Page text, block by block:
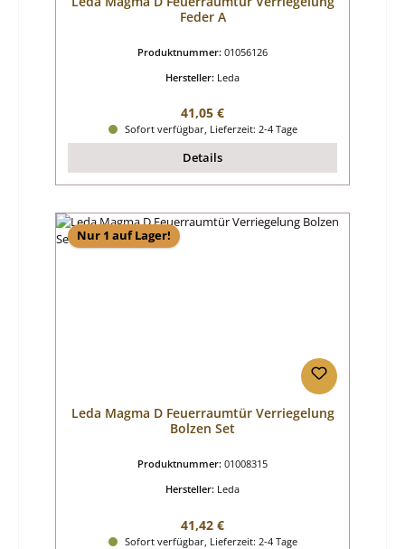
Feder A
Produktnummer: 01056126
Hersteller: Leda
Regulärer Preis:
41,05 €
Sofort verfügbar, Lieferzeit: 2-4 Tage
Details
Nur 1 auf Lager!
Leda Magma D Feuerraumtür Verriegelung
Bolzen Set
Produktnummer: 01008315
Hersteller: Leda
Regulärer Preis:
41,42 €
Sofort verfügbar, Lieferzeit: 2-4 Tage